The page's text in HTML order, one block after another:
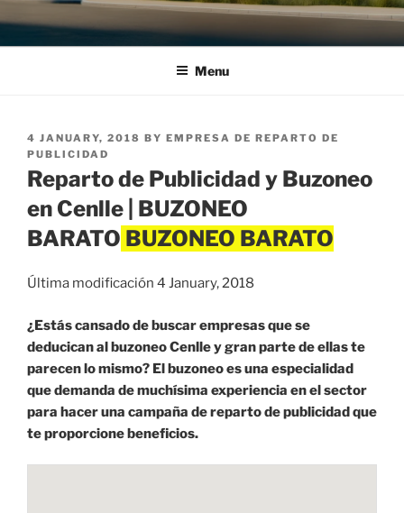
Menu
POSTED
ON
4 JANUARY, 2018 BY EMPRESA DE REPARTO DE
PUBLICIDAD
Reparto de Publicidad y Buzoneo
en Cenlle | BUZONEO
BARATO
Última modificación 4 January, 2018
¿Estás cansado de buscar empresas que se
deducican al buzoneo Cenlle y gran parte de ellas te
parecen lo mismo? El buzoneo es una especialidad
que demanda de muchísima experiencia en el sector
para hacer una campaña de reparto de publicidad que
te proporcione beneficios.